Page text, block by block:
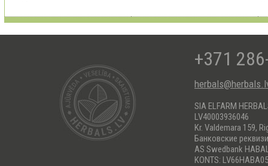
+371
SIA ELFARM
LV40003936046
Kr. Valdemara 159,
Банковские
AS Swedbank
KONTS: